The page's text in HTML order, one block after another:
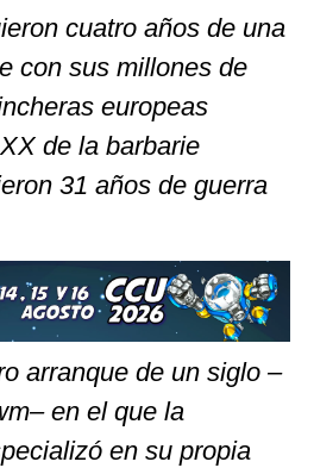
cuatro años de una
con sus millones de
europeas
de la barbarie
31 años de guerra
arranque de un siglo –
en el que la
en su propia